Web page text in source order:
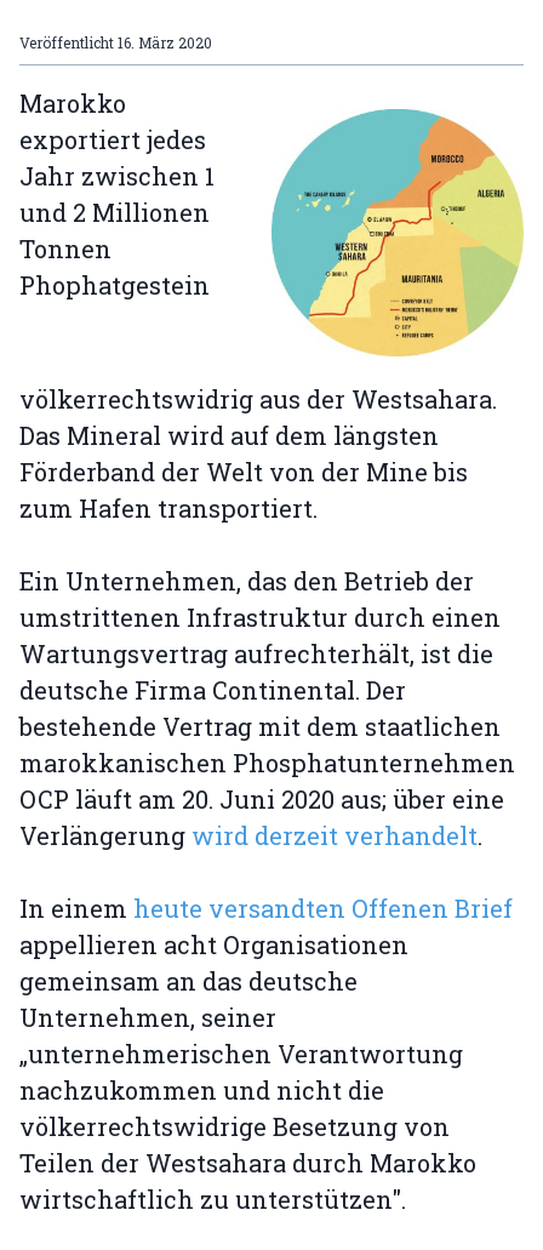
Veröffentlicht16. März 2020
Marokko
exportiert jedes
Jahr zwischen 1
und 2 Millionen
Tonnen
Phophatgestein
völkerrechtswidrig aus der Westsahara.
Das Mineral wird auf dem längsten
Förderband der Welt von der Mine bis
zum Hafen transportiert.
Ein Unternehmen, das den Betrieb der
umstrittenen Infrastruktur durch einen
Wartungsvertrag aufrechterhält, ist die
deutsche Firma Continental. Der
bestehende Vertrag mit dem staatlichen
marokkanischen Phosphatunternehmen
OCP läuft am 20. Juni 2020 aus; über eine
Verlängerung wird derzeit verhandelt.
In einem heute versandten Offenen Brief
appellieren acht Organisationen
gemeinsam an das deutsche
Unternehmen, seiner
„unternehmerischen Verantwortung
nachzukommen und nicht die
völkerrechtswidrige Besetzung von
Teilen der Westsahara durch Marokko
wirtschaftlich zu unterstützen".